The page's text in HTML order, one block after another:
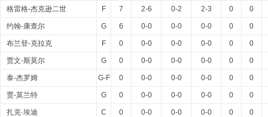
格雷格-杰克逊二世 F 7 2-6 0-2 2-3 0 0
约翰-康查尔 G 6 0-0 0-0 0-0 0 0
布兰登-克拉克 F 0 0-0 0-0 0-0 0 0
贾文-斯莫尔 G 0 0-0 0-0 0-0 0 0
泰-杰罗姆 G-F 0 0-0 0-0 0-0 0 0
贾-莫兰特 G 0 0-0 0-0 0-0 0 0
扎克·埃迪 C 0 0-0 0-0 0-0 0 0